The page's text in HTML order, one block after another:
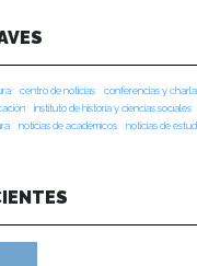
centro de noticias conferencias y
instituto de historia y ciencias sociales
noticias de académicos noticias de